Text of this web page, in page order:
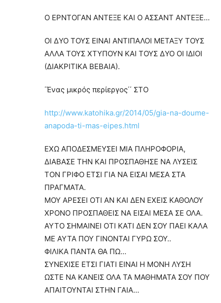
Ο ΕΡΝΤΟΓΑΝ ΑΝΤΕΞΕ ΚΑΙ Ο ΑΣΣΑΝΤ ΑΝΤΕΞΕ…
ΟΙ ΔΥΟ ΤΟΥΣ ΕΙΝΑΙ ΑΝΤΙΠΑΛΟΙ ΜΕΤΑΞΥ ΤΟΥΣ
ΑΛΛΑ ΤΟΥΣ ΧΤΥΠΟΥΝ ΚΑΙ ΤΟΥΣ ΔΥΟ ΟΙ ΙΔΙΟΙ
(ΔΙΑΚΡΙΤΙΚΑ ΒΕΒΑΙΑ).
΄Ένας μικρός περίεργος΄΄ ΣΤΟ
http://www.katohika.gr/2014/05/gia-na-doume-
anapoda-ti-mas-eipes.html
ΕΧΩ ΑΠΟΔΕΣΜΕΥΣΕΙ ΜΙΑ ΠΛΗΡΟΦΟΡΙΑ,
ΔΙΑΒΑΣΕ ΤΗΝ ΚΑΙ ΠΡΟΣΠΑΘΗΣΕ ΝΑ ΛΥΣΕΙΣ
ΤΟΝ ΓΡΙΦΟ ΕΤΣΙ ΓΙΑ ΝΑ ΕΙΣΑΙ ΜΕΣΑ ΣΤΑ
ΠΡΑΓΜΑΤΑ.
ΜΟΥ ΑΡΕΣΕΙ ΟΤΙ ΑΝ ΚΑΙ ΔΕΝ ΕΧΕΙΣ ΚΑΘΟΛΟΥ
ΧΡΟΝΟ ΠΡΟΣΠΑΘΕΙΣ ΝΑ ΕΙΣΑΙ ΜΕΣΑ ΣΕ ΟΛΑ.
ΑΥΤΟ ΣΗΜΑΙΝΕΙ ΟΤΙ ΚΑΤΙ ΔΕΝ ΣΟΥ ΠΑΕΙ ΚΑΛΑ
ΜΕ ΑΥΤΑ ΠΟΥ ΓΙΝΟΝΤΑΙ ΓΥΡΩ ΣΟΥ..
ΦΙΛΙΚΑ ΠΑΝΤΑ ΘΑ ΠΩ…
ΣΥΝΕΧΙΣΕ ΕΤΣΙ ΓΙΑΤΙ ΕΙΝΑΙ Η ΜΟΝΗ ΛΥΣΗ
ΩΣΤΕ ΝΑ ΚΑΝΕΙΣ ΟΛΑ ΤΑ ΜΑΘΗΜΑΤΑ ΣΟΥ ΠΟΥ
ΑΠΑΙΤΟΥΝΤΑΙ ΣΤΗΝ ΓΑΙΑ…